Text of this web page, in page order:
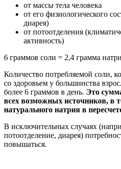
от массы тела человека
от его физиологического
диарея)
от потоотделения
активность)
6 граммов соли = 2,4 грамма
Количество потребляемой соли,
со здоровьем у большинства
более 6 граммов в день. Это
всех возможных источников, в
натурального натрия в
В исключительных случаях
потоотделение, диарея)
повышаться.